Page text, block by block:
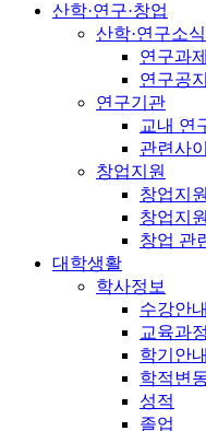
산학·연구·창업
산학·연구소식
연구과
연구공
연구기관
교내 연
관련사
창업지원
창업지
창업지
창업 관
대학생활
학사정보
수강안내
교육과정
학기안내
학적변
성적
졸업